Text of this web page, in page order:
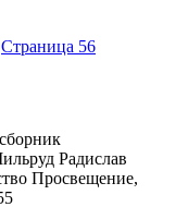
Страница 56